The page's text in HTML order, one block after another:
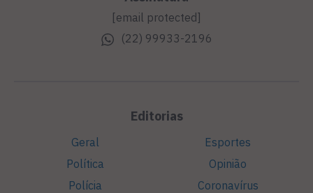
[email protected]
(22) 99933-2196
Editorias
Geral
Política
Polícia
Esportes
Opinião
Coronavírus